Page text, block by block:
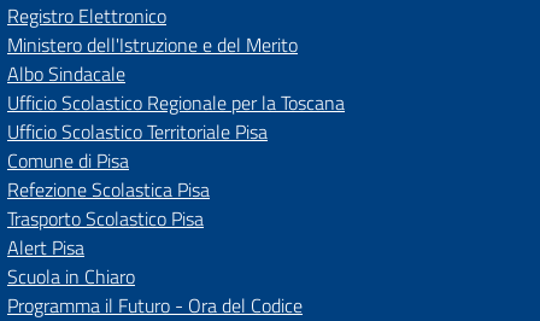
Registro Elettronico
Ministero dell'Istruzione e del Merito
Albo Sindacale
Ufficio Scolastico Regionale per la Toscana
Ufficio Scolastico Territoriale Pisa
Comune di Pisa
Refezione Scolastica Pisa
Trasporto Scolastico Pisa
Alert Pisa
Scuola in Chiaro
Programma il Futuro - Ora del Codice